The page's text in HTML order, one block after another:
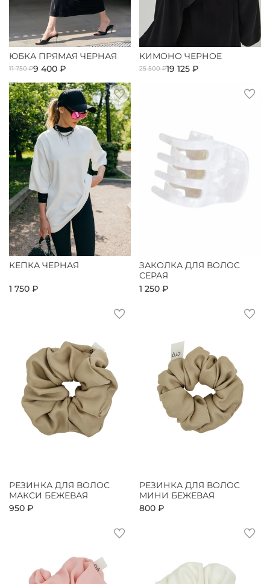
ЮБКА ПРЯМАЯ ЧЕРНАЯ
11 750 ₽9 400 ₽
КИМОНО ЧЕРНОЕ
25 500 ₽19 125 ₽
КЕПКА ЧЕРНАЯ
1 750 ₽
ЗАКОЛКА ДЛЯ ВОЛОС
СЕРАЯ
1 250 ₽
РЕЗИНКА ДЛЯ ВОЛОС
МАКСИ БЕЖЕВАЯ
950 ₽
РЕЗИНКА ДЛЯ ВОЛОС
МИНИ БЕЖЕВАЯ
800 ₽